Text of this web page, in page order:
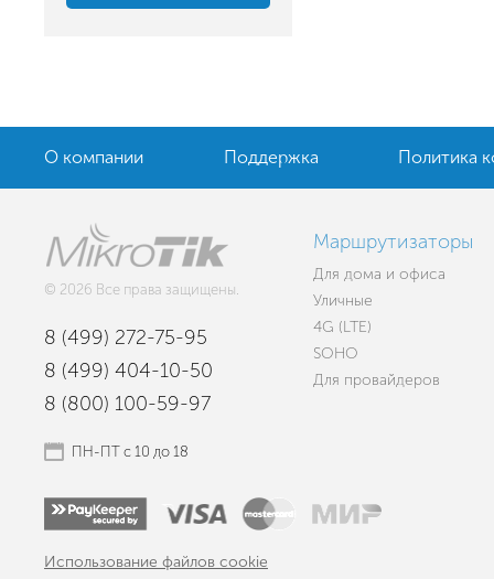
О компании Поддержка Политика
© 2026 Все права защищены.
8 (499) 272-75-95
8 (499) 404-10-50
8 (800) 100-59-97
ПН-ПТ с 10 до 18
Маршрутизаторы
Для дома и офиса
Уличные
4G (LTE)
SOHO
Для провайдеров
Использование файлов cookie